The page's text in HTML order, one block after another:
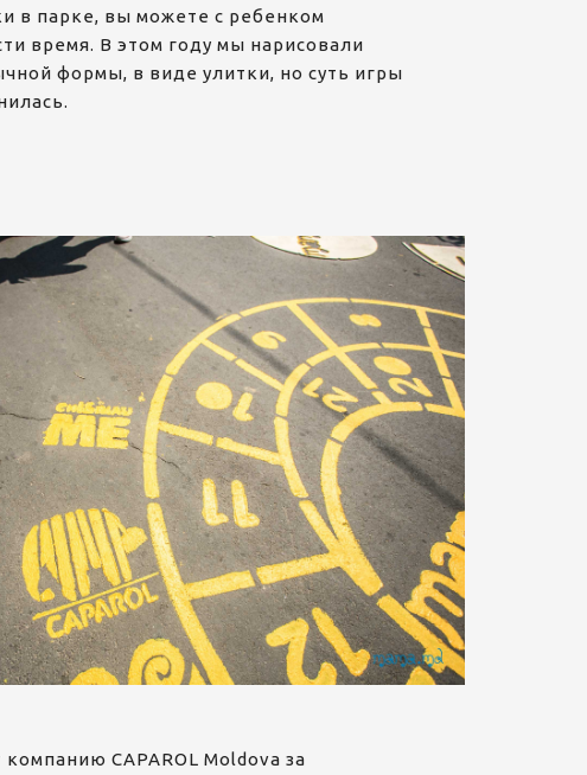
в парке, вы можете с ребенком
время. В этом году мы нарисовали
формы, в виде улитки, но суть игры
CAPAROL Moldova за